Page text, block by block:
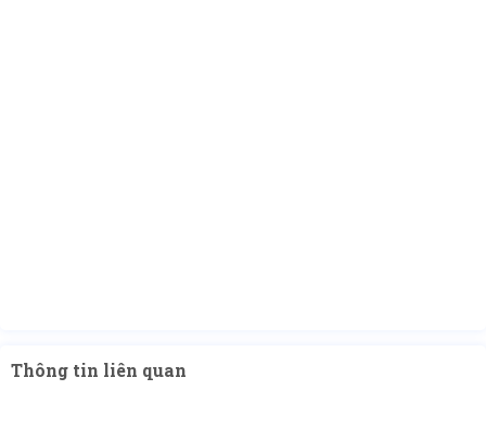
Thông tin liên quan